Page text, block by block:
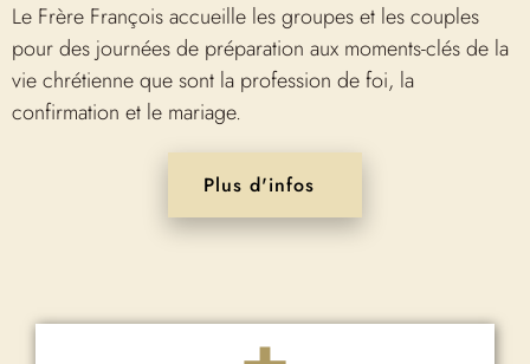
Le Frère François accueille les groupes et les couples
pour des journées de préparation aux moments-clés de la
vie chrétienne que sont la profession de foi, la
confirmation et le mariage.
Plus d'infos